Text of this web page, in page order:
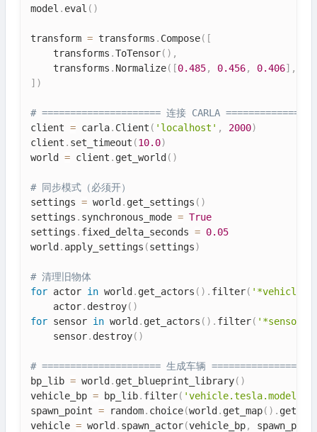
model . eval ( )
transform = transforms . Compose( [
    transforms
.ToTensor( ) ,
    transforms
. Normalize( [0.485, 0.456, 0.406] ,
] )
# ===================== 连接 CARLA
client = carla. Client ( 'localhost' , 2000)
client . set_timeout (10.0)
world = client . get_world( )
# 同步模式（必须开）
settings = world. get_settings ( )
settings . synchronous_mode = True
settings . fixed_delta_seconds = 0.05
world. apply_settings (settings)
# 清理旧物体
for actor in world. get_actors ( ) . filter( '*vehicle*'
    actor
. destroy( )
for sensor in world. get_actors ( ) . filter( '*sensor*'
    sensor
. destroy( )
# ===================== 生成车辆
bp_lib = world. get_blueprint_library( )
vehicle_bp = bp_lib. filter( 'vehicle.tesla.model3'
spawn_point = random. choice(world. get_map( ) .
vehicle = world. spawn_actor(vehicle_bp,